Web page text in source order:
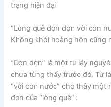
trạng hiện đại
“Lòng quê dợn dợn vời con
Không khói hoàng hôn cũng
“Dợn dợn” là một từ láy
chưa từng thấy trước đó. Từ
“vời con nước” cho thấy một
đơn của “lòng quê” :